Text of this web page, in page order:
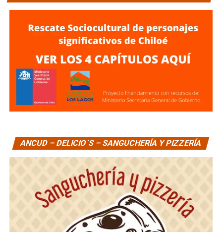
ANCUD – DELICIO´S – SANGUCHERÍA Y PIZZERÍA